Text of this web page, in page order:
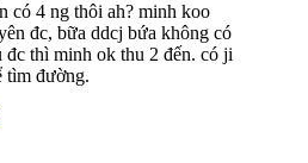
có 4 ng thôi ah? minh koo
đc, bữa ddcj bứa không có
đc thì minh ok thu 2 đến. có ji
tìm đường.